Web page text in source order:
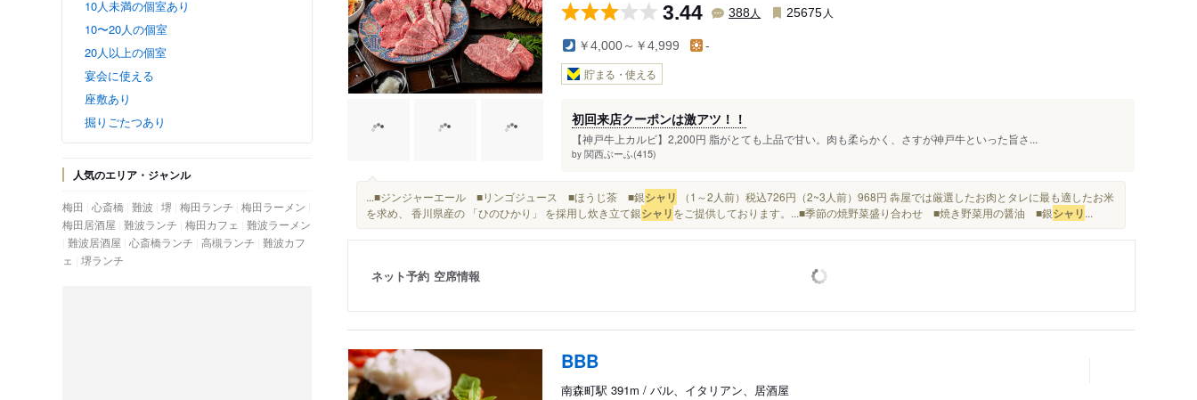
10人未満の個室あり
10〜20人の個室
20人以上の個室
宴会に使える
座敷あり
掘りごたつあり
人気のエリア・ジャンル
梅田 心斎橋 難波 堺 梅田ランチ 梅田ラーメン
梅田居酒屋 難波ランチ 梅田カフェ
難波ラーメン
難波居酒屋 心斎橋ランチ 高槻ランチ 難波カフ
ェ
堺ランチ
3.44 388人 25675 人
￥4,000～￥4,999 -
貯まる・使える
初回来店クーポンは激アツ！！
【神戸牛上カルビ】2,200円 脂がとても上品で甘い。肉も柔らかく、さすが神戸牛といった旨さ...
by 関西ぶーふ(415)
...■ジンジャーエール ■リンゴジュース ■ほうじ茶 ■銀シャリ
（1～2人前）税込726円（2~3人前）968円 犇屋では厳選したお肉とタレに最も適したお米
を求め、 香川県産の 「ひのひかり」 を採用し炊き立て銀シャリをご提供しております。...■季節の焼野菜盛り合わせ ■焼き野菜用の醤油 ■銀シャリ...
ネット予約 空席情報
BBB
南森町駅 391m / バル、イタリアン、居酒屋